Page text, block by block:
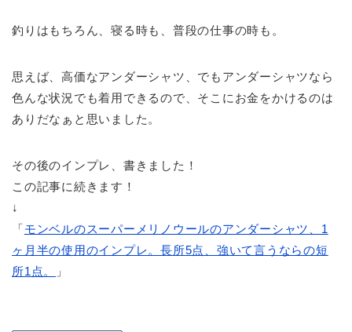
釣りはもちろん、寝る時も、普段の仕事の時も。
思えば、高価なアンダーシャツ、でもアンダーシャツなら
色んな状況でも着用できるので、そこにお金をかけるのは
ありだなぁと思いました。
その後のインプレ、書きました！
この記事に続きます！
↓
「モンベルのスーパーメリノウールのアンダーシャツ、1
ヶ月半の使用のインプレ。長所5点、強いて言うならの短
所1点。
」